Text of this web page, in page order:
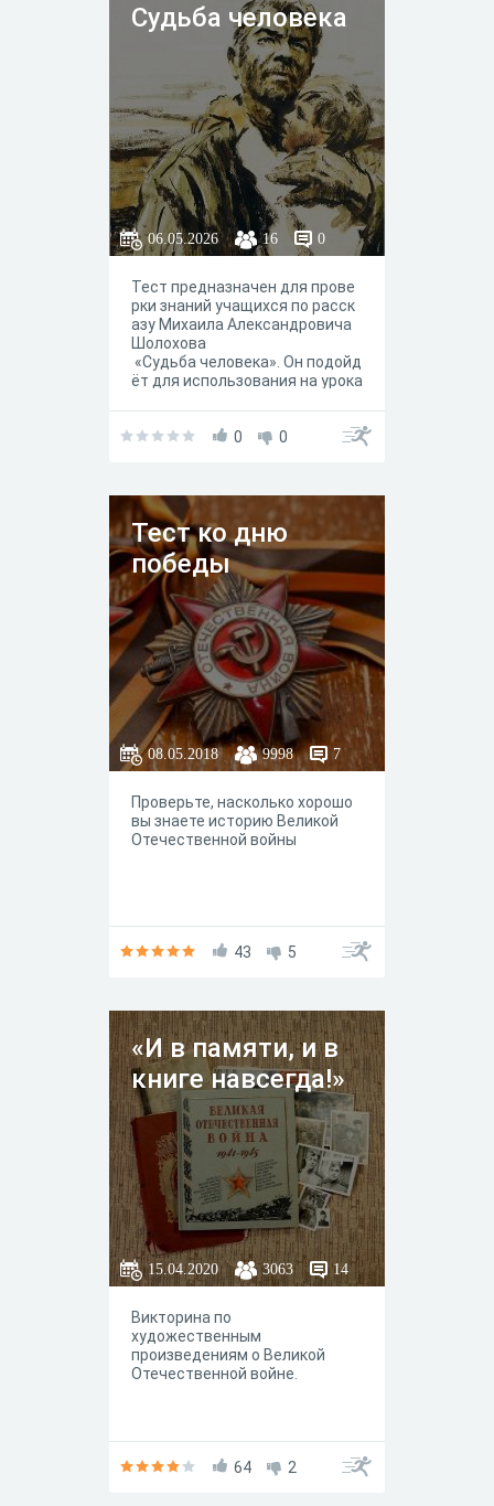
Судьба человека
06.05.2026 16 0
Тест предназначен для прове
рки знаний учащихся по расск
азу Михаила Александровича
Шолохова
«Судьба человека». Он подойд
ёт для использования на урока
риала после изучения произве
0 0
Тест ко дню
победы
08.05.2018 9998 7
Проверьте, насколько хорошо
вы знаете историю Великой
Отечественной войны
43 5
«И в памяти, и в
книге навсегда!»
15.04.2020 3063 14
Викторина по
художественным
произведениям о Великой
Отечественной войне.
64 2